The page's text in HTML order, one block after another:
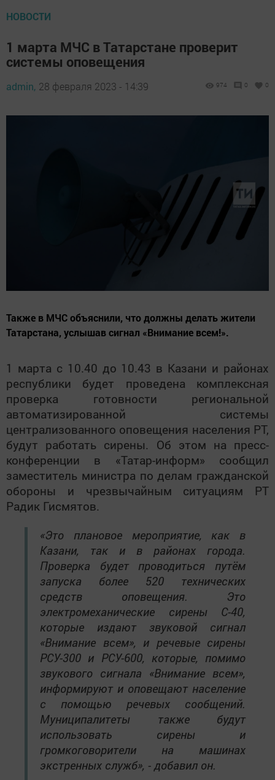
НОВОСТИ
1 марта МЧС в Татарстане проверит
системы оповещения
admin, 28 февраля 2023 - 14:39 974 0 0
Также в МЧС объяснили, что должны делать жители
Татарстана, услышав сигнал «Внимание всем!».
1 марта с 10.40 до 10.43 в Казани и районах
республики будет проведена комплексная
проверка готовности региональной
автоматизированной системы
централизованного оповещения населения РТ,
будут работать сирены. Об этом на пресс-
конференции в «Татар-информ» сообщил
заместитель министра по делам гражданской
обороны и чрезвычайным ситуациям РТ
Радик Гисмятов.
«Это плановое мероприятие, как в
Казани, так и в районах города.
Проверка будет проводиться путём
запуска более 520 технических
средств оповещения. Это
электромеханические сирены С-40,
которые издают звуковой сигнал
«Внимание всем», и речевые сирены
РСУ-300 и РСУ-600, которые, помимо
звукового сигнала «Внимание всем»,
информируют и оповещают население
с помощью речевых сообщений.
Муниципалитеты также будут
использовать сирены и
громкоговорители на машинах
экстренных служб», - добавил он.